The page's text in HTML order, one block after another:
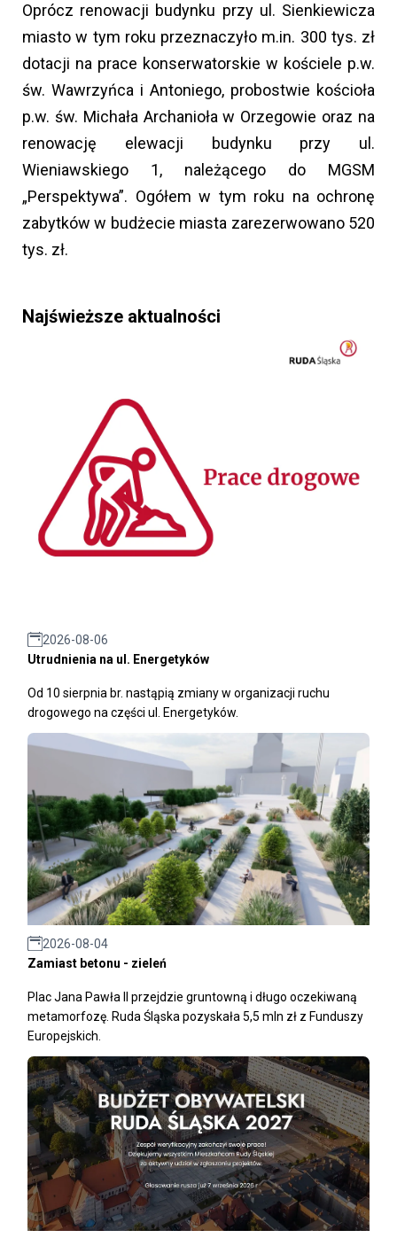
Oprócz renowacji budynku przy ul. Sienkiewicza
miasto w tym roku przeznaczyło m.in. 300 tys. zł
dotacji na prace konserwatorskie w kościele p.w.
św. Wawrzyńca i Antoniego, probostwie kościoła
p.w. św. Michała Archanioła w Orzegowie oraz na
renowację elewacji budynku przy ul.
Wieniawskiego 1, należącego do MGSM
„Perspektywa”. Ogółem w tym roku na ochronę
zabytków w budżecie miasta zarezerwowano 520
tys. zł.
Najświeższe aktualności
2026-08-06
Utrudnienia na ul. Energetyków
Od 10 sierpnia br. nastąpią zmiany w organizacji ruchu
drogowego na części ul. Energetyków.
2026-08-04
Zamiast betonu - zieleń
Plac Jana Pawła II przejdzie gruntowną i długo oczekiwaną
metamorfozę. Ruda Śląska pozyskała 5,5 mln zł z Funduszy
Europejskich.